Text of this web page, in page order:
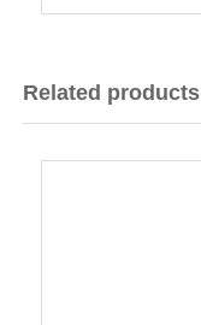
Related products